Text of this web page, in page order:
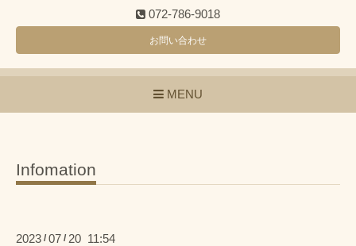
072-786-9018
お問い合わせ
MENU
Infomation
2023 / 07 / 20 11:54